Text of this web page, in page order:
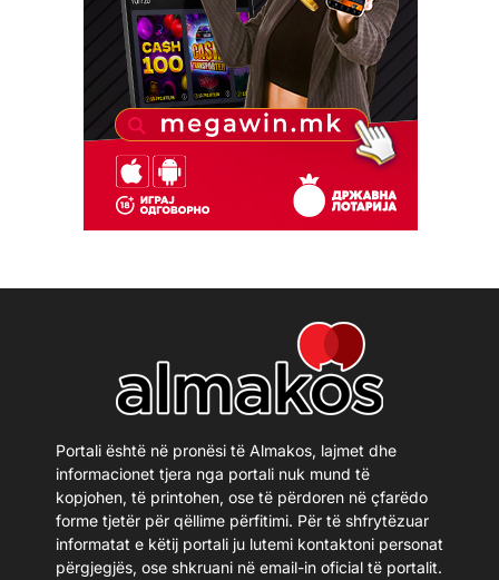
Portali është në pronësi të Almakos, lajmet dhe
informacionet tjera nga portali nuk mund të
kopjohen, të printohen, ose të përdoren në çfarëdo
forme tjetër për qëllime përfitimi. Për të shfrytëzuar
informatat e këtij portali ju lutemi kontaktoni personat
përgjegjës, ose shkruani në email-in oficial të portalit.